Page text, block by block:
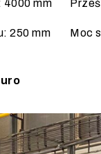
4000 mm
250 mm Moc